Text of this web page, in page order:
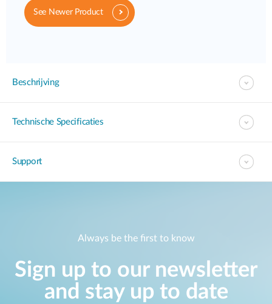
See Newer Product
Beschrijving
Technische Specificaties
Support
Always be the first to know
Sign up to our newsletter
and stay up to date